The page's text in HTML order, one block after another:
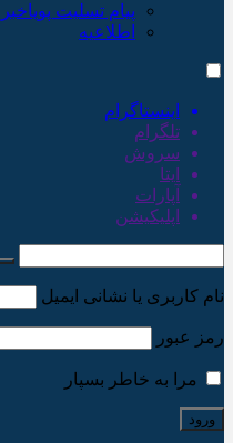
پیام تسلیت پویاخبر
اطلاعیه
اینستاگرام
تلگرام
سروش
ایتا
آپارات
اپلیکیشن
نام کاربری یا نشانی ایمیل
رمز عبور
مرا به خاطر بسپار